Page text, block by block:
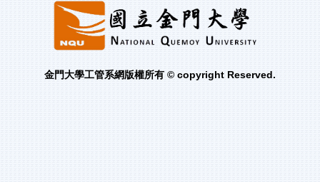
金門大學工管系網版權所有 © copyright Reserved.